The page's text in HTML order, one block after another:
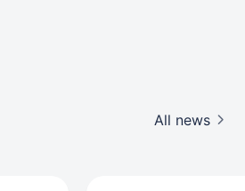
All news